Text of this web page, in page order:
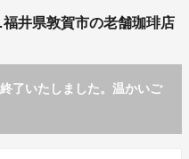
井県敦賀市の老舗珈琲店
了いたしました。温かいご